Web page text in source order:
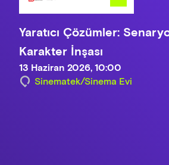
Yaratıcı Çözümler:
Karakter İnşası
13 Haziran 2026, 10:00
Sinematek/Sinema Evi